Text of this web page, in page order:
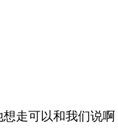
走可以和我们说